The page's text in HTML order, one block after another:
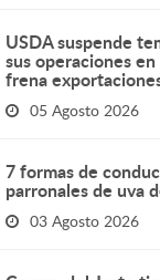
USDA suspende
sus operaciones
frena
05 Agosto 2026
7 formas de
parronales de uva
03 Agosto 2026